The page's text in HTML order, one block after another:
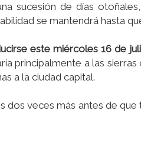
sucesión de días
se mantendrá hasta
este miércoles 16 de
principalmente a las
a la ciudad capital.
veces más antes de que